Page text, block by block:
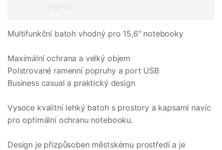
Multifunkční batoh vhodný pro 15,6" notebooky
Maximální ochrana a velký objem
Polstrované ramenní popruhy a port USB
Business casual a praktický design
Vysoce kvalitní lehký batoh s prostory a kapsami navíc
pro optimální ochranu notebooku.
Design je přizpůsoben městskému prostředí a je